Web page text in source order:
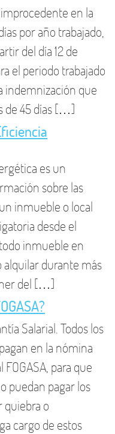
en la
por año trabajado,
del día 12 de
el periodo trabajado
indemnización que
de 45 días […]
es un
sobre las
inmueble o local
desde el
inmueble en
alquilar durante más
del […]
Salarial. Todos los
en la nómina
para que
puedan pagar los
quiebra o
cargo de estos